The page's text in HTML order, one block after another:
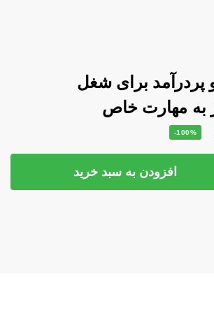
پردرآمد برای شغل
به مهارت خاص
-100%
افزودن به سبد خرید